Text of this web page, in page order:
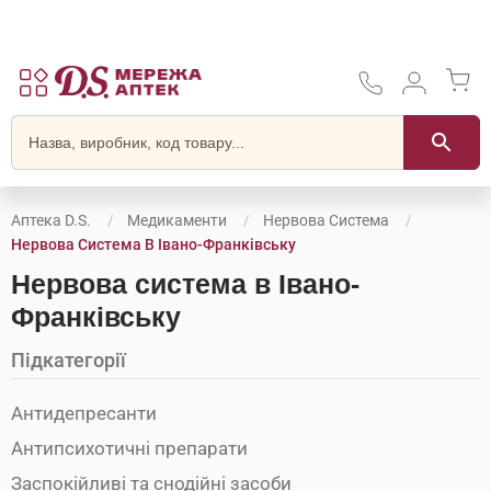
Аптека D.S. Медикаменти
Нервова Система
Нервова Система В Івано-Франківську
Нервова система в Івано-
Франківську
Підкатегорії
Антидепресанти
Антипсихотичні препарати
Заспокійливі та снодійні засоби